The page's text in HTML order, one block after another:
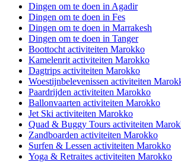
Dingen om te doen in Agadir
Dingen om te doen in Fes
Dingen om te doen in Marrakesh
Dingen om te doen in Tanger
Boottocht activiteiten Marokko
Kamelenrit activiteiten Marokko
Dagtrips activiteiten Marokko
Woestijnbelevenissen activiteiten
Paardrijden activiteiten Marokko
Ballonvaarten activiteiten Marokko
Jet Ski activiteiten Marokko
Quad & Buggy Tours activiteiten
Zandboarden activiteiten Marokko
Surfen & Lessen activiteiten Marokko
Yoga & Retraites activiteiten Marokko